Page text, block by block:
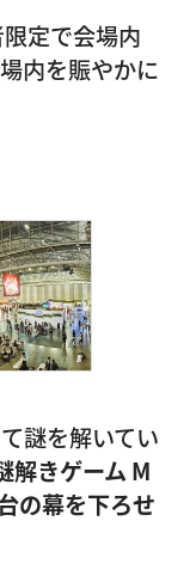
定で会場内
内を賑やかに
謎を解いてい
解きゲーム M
の幕を下ろせ